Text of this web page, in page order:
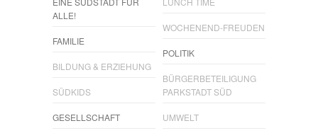
ALLE!
FAMILIE
BILDUNG & ERZIEHUNG
SÜDKIDS
GESELLSCHAFT
WOCHENEND-FREUDEN
POLITIK
BÜRGERBETEILIGUNG
PARKSTADT SÜD
UMWELT